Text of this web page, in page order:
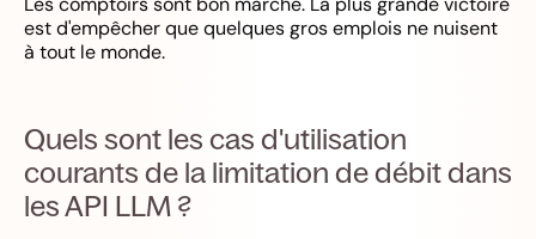
est d'empêcher que quelques gros emplois ne nuisent
à tout le monde.
Quels sont les cas d'utilisation
courants de la limitation de débit dans
les API LLM ?